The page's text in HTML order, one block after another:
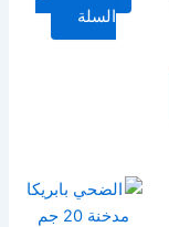
السلة